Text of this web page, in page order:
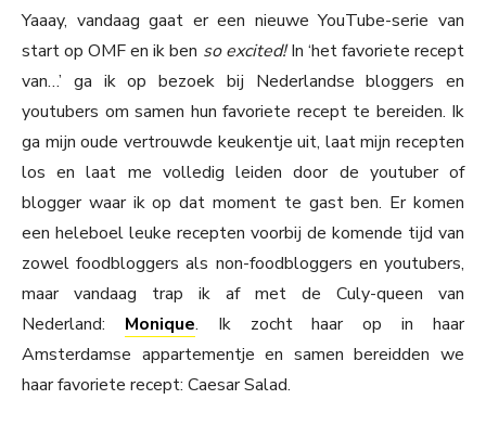
Yaaay, vandaag gaat er een nieuwe YouTube-serie van
start op OMF en ik ben so excited!In ‘het favoriete recept
van…’ ga ik op bezoek bij Nederlandse bloggers en
youtubers om samen hun favoriete recept te bereiden. Ik
ga mijn oude vertrouwde keukentje uit, laat mijn recepten
los en laat me volledig leiden door de youtuber of
blogger waar ik op dat moment te gast ben. Er komen
een heleboel leuke recepten voorbij de komende tijd van
zowel foodbloggers als non-foodbloggers en youtubers,
maar vandaag trap ik af met de Culy-queen van
Nederland: Monique. Ik zocht haar op in haar
Amsterdamse appartementje en samen bereidden we
haar favoriete recept: Caesar Salad.